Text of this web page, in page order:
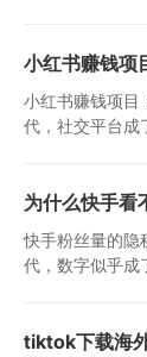
小红书赚钱项
小红书赚钱项目
代，社交平台成
为什么快手看
快手粉丝量的隐
代，数字似乎成
tiktok下载海